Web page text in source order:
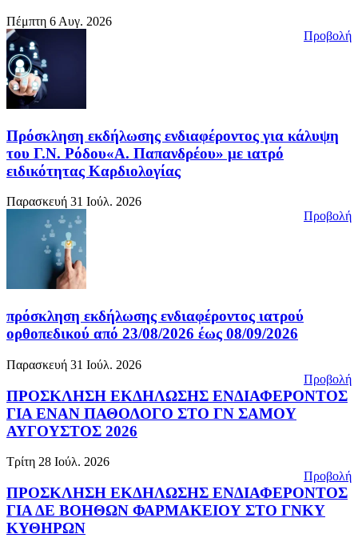
Πέμπτη 6 Αυγ. 2026
Προβολή
Πρόσκληση εκδήλωσης ενδιαφέροντος για κάλυψη
του Γ.Ν. Ρόδου«Α. Παπανδρέου» με ιατρό
ειδικότητας Καρδιολογίας
Παρασκευή 31 Ιούλ. 2026
Προβολή
πρόσκληση εκδήλωσης ενδιαφέροντος ιατρού
ορθοπεδικού από 23/08/2026 έως 08/09/2026
Παρασκευή 31 Ιούλ. 2026
Προβολή
ΠΡΟΣΚΛΗΣΗ ΕΚΔΗΛΩΣΗΣ ΕΝΔΙΑΦΕΡΟΝΤΟΣ
ΓΙΑ ΕΝΑΝ ΠΑΘΟΛΟΓΟ ΣΤΟ ΓΝ ΣΑΜΟΥ
ΑΥΓΟΥΣΤΟΣ 2026
Τρίτη 28 Ιούλ. 2026
Προβολή
ΠΡΟΣΚΛΗΣΗ ΕΚΔΗΛΩΣΗΣ ΕΝΔΙΑΦΕΡΟΝΤΟΣ
ΓΙΑ ΔΕ ΒΟΗΘΩΝ ΦΑΡΜΑΚΕΙΟΥ ΣΤΟ ΓΝΚΥ
ΚΥΘΗΡΩΝ